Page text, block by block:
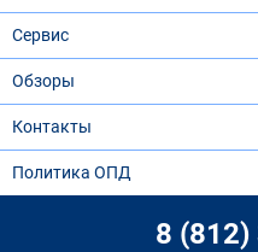
Сервис
Обзоры
Контакты
Политика ОПД
8